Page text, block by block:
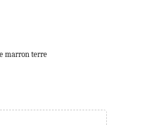
marron terre